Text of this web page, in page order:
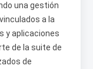
una gestión
a la
y aplicaciones
de la suite de
de